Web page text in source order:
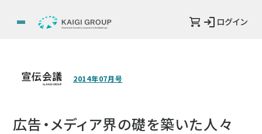
ログイン
2014年07月号
広告・メディア界の礎を築いた人々